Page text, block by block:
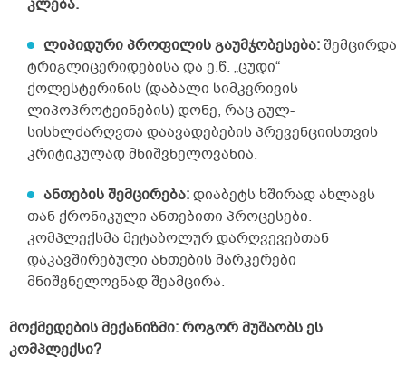
კლება.
ლიპიდური პროფილის გაუმჯობესება:შემცირდა
ტრიგლიცერიდებისა და ე.წ. „ცუდი“
ქოლესტერინის (დაბალი სიმკვრივის
ლიპოპროტეინების) დონე, რაც გულ-
სისხლძარღვთა დაავადებების პრევენციისთვის
კრიტიკულად მნიშვნელოვანია.
ანთების შემცირება:დიაბეტს ხშირად ახლავს
თან ქრონიკული ანთებითი პროცესები.
კომპლექსმა მეტაბოლურ დარღვევებთან
დაკავშირებული ანთების მარკერები
მნიშვნელოვნად შეამცირა.
მოქმედების მექანიზმი: როგორ მუშაობს ეს
კომპლექსი?